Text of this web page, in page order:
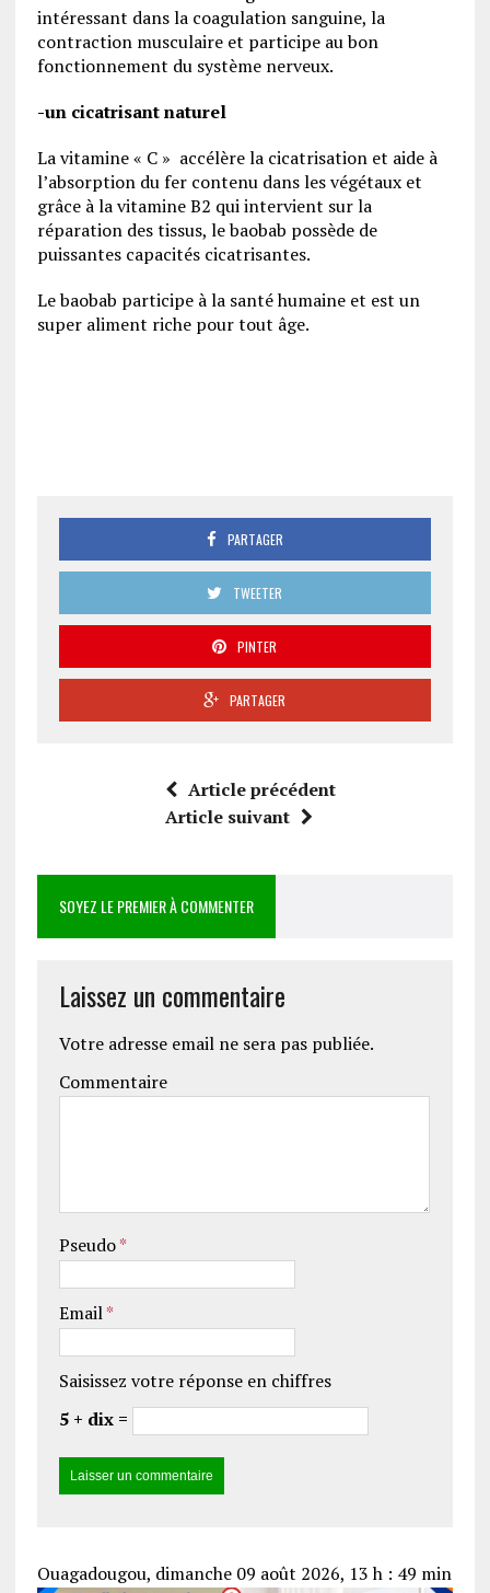
intéressant dans la coagulation sanguine, la
contraction musculaire et participe au bon
fonctionnement du système nerveux.
-un cicatrisant naturel
La vitamine « C » accélère la cicatrisation et aide à
l’absorption du fer contenu dans les végétaux et
grâce à la vitamine B2 qui intervient sur la
réparation des tissus, le baobab possède de
puissantes capacités cicatrisantes.
Le baobab participe à la santé humaine et est un
super aliment riche pour tout âge.
PARTAGER
TWEETER
PINTER
PARTAGER
Article précédent
Article suivant
SOYEZ LE PREMIER À COMMENTER
Laissez un commentaire
Votre adresse email ne sera pas publiée.
Commentaire
Pseudo*
Email*
Saisissez votre réponse en chiffres
5 + dix =
Ouagadougou, dimanche 09 août 2026, 13 h : 49 min